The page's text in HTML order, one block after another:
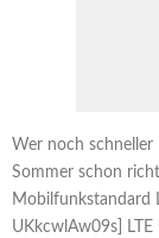
Wer noch
Sommer schon
Mobilfunkstandard
UKkcwlAw09s]